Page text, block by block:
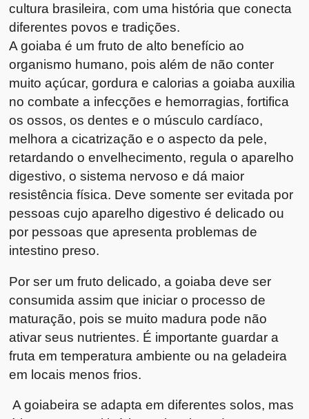
cultura brasileira, com uma história que conecta
diferentes povos e tradições.
A goiaba é um fruto de alto benefício ao
organismo humano, pois além de não conter
muito açúcar, gordura e calorias a goiaba auxilia
no combate a infecções e hemorragias, fortifica
os ossos, os dentes e o músculo cardíaco,
melhora a cicatrização e o aspecto da pele,
retardando o envelhecimento, regula o aparelho
digestivo, o sistema nervoso e dá maior
resistência física. Deve somente ser evitada por
pessoas cujo aparelho digestivo é delicado ou
por pessoas que apresenta problemas de
intestino preso.
Por ser um fruto delicado, a goiaba deve ser
consumida assim que iniciar o processo de
maturação, pois se muito madura pode não
ativar seus nutrientes. É importante guardar a
fruta em temperatura ambiente ou na geladeira
em locais menos frios.
A goiabeira se adapta em diferentes solos, mas